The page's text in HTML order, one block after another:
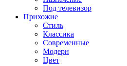
Под телевизор
Прихожие
Стиль
Классика
Современные
Модерн
Цвет